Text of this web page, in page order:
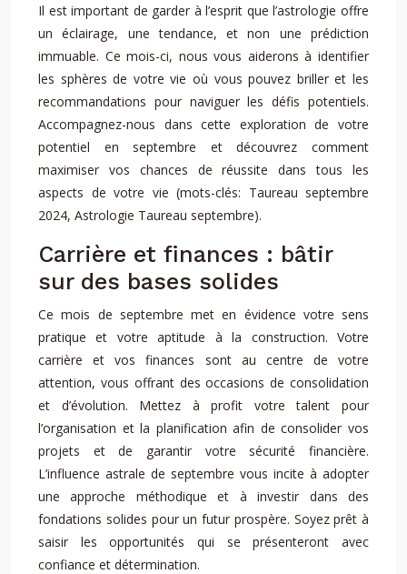
Il est important de garder à l’esprit que l’astrologie offre
un éclairage, une tendance, et non une prédiction
immuable. Ce mois-ci, nous vous aiderons à identifier
les sphères de votre vie où vous pouvez briller et les
recommandations pour naviguer les défis potentiels.
Accompagnez-nous dans cette exploration de votre
potentiel en septembre et découvrez comment
maximiser vos chances de réussite dans tous les
aspects de votre vie (mots-clés: Taureau septembre
2024, Astrologie Taureau septembre).
Carrière et finances : bâtir
sur des bases solides
Ce mois de septembre met en évidence votre sens
pratique et votre aptitude à la construction. Votre
carrière et vos finances sont au centre de votre
attention, vous offrant des occasions de consolidation
et d’évolution. Mettez à profit votre talent pour
l’organisation et la planification afin de consolider vos
projets et de garantir votre sécurité financière.
L’influence astrale de septembre vous incite à adopter
une approche méthodique et à investir dans des
fondations solides pour un futur prospère. Soyez prêt à
saisir les opportunités qui se présenteront avec
confiance et détermination.